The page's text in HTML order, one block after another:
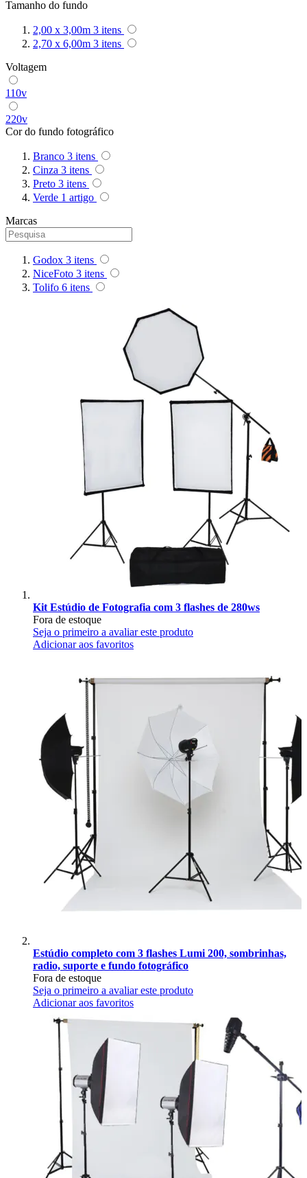
Superior
Tilta
Tolifo
Triopo
Tsunami
Tulipa
Tamanho do fundo
2,00 x 3,00m 3 itens
2,70 x 6,00m 3 itens
Voltagem
110v
220v
Cor do fundo fotográfico
Branco 3 itens
Cinza 3 itens
Preto 3 itens
Verde 1 artigo
Marcas
Godox 3 itens
NiceFoto 3 itens
Tolifo 6 itens
Kit Estúdio de Fotografia com 3 flashes de 280ws
Fora de estoque
Seja o primeiro a avaliar este produto
Adicionar aos favoritos
Estúdio completo com 3 flashes Lumi 200, sombrinhas,
radio, suporte e fundo fotográfico
Fora de estoque
Seja o primeiro a avaliar este produto
Adicionar aos favoritos